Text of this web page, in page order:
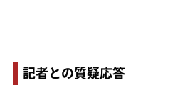
記者との質疑応答